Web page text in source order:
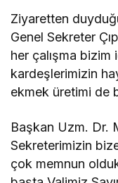
Ziyaretten
Genel Sekreter
her çalışma bizim
kardeşlerimizin
ekmek üretimi de
Başkan Uzm. Dr.
Sekreterimizin
çok memnun